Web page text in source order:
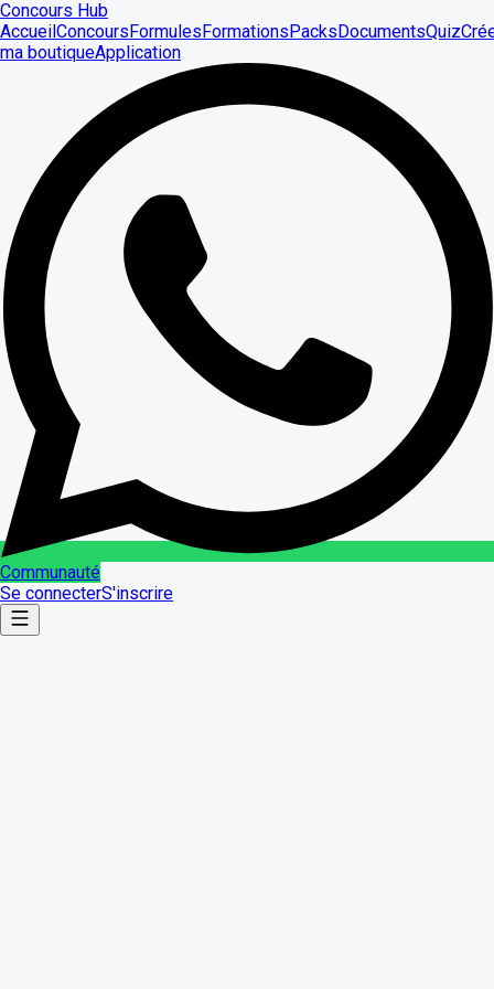
Concours Hub
AccueilConcoursFormulesFormationsPacksDocumentsQuiz
ma boutiqueApplication
Communauté
Se connecterS'inscrire